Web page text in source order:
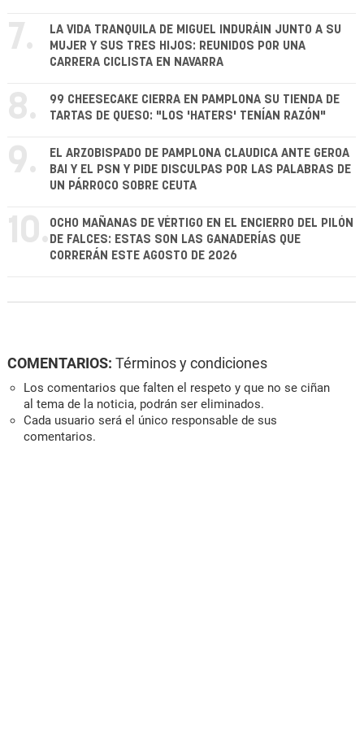
7.
LA VIDA TRANQUILA DE MIGUEL INDURÁIN JUNTO A SU
MUJER Y SUS TRES HIJOS: REUNIDOS POR UNA
CARRERA CICLISTA EN NAVARRA
8.
99 CHEESECAKE CIERRA EN PAMPLONA SU TIENDA DE
TARTAS DE QUESO: "LOS 'HATERS' TENÍAN RAZÓN"
9.
EL ARZOBISPADO DE PAMPLONA CLAUDICA ANTE GEROA
BAI Y EL PSN Y PIDE DISCULPAS POR LAS PALABRAS DE
UN PÁRROCO SOBRE CEUTA
10. OCHO MAÑANAS DE VÉRTIGO EN EL ENCIERRO DEL PILÓN
DE FALCES: ESTAS SON LAS GANADERÍAS QUE
CORRERÁN ESTE AGOSTO DE 2026
COMENTARIOS: Términos y condiciones
Los comentarios que falten el respeto y que no se ciñan
al tema de la noticia, podrán ser eliminados.
Cada usuario será el único responsable de sus
comentarios.